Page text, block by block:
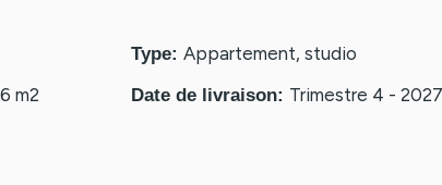
Type: Appartement,studio
m2 Date de livraison: Trimestre 4 - 2027